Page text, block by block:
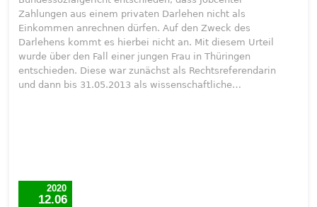
Zahlungen aus einem privaten Darlehen nicht als
Einkommen anrechnen dürfen. Auf den Zweck des
Darlehens kommt es hierbei nicht an. Mit diesem Urteil
wurde über den Fall einer jungen Frau in Thüringen
entschieden. Diese war zunächst als Rechtsreferendarin
und dann bis 31.05.2013 als wissenschaftliche…
2020
12.06